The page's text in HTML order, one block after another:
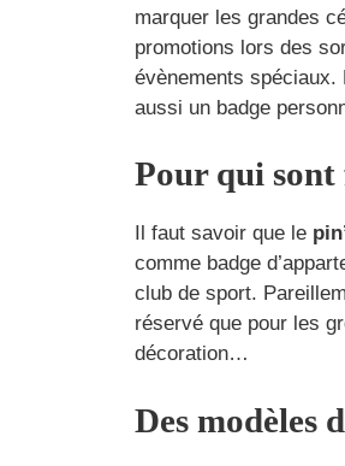
marquer les grandes
promotions lors des
évènements spéciaux.
aussi un badge
Pour qui sont
Il faut savoir que le
comme badge
club de sport.
réservé que pour les
décoration…
Des modèles